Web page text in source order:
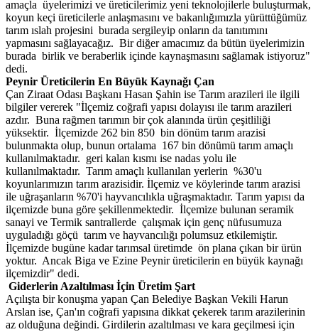
amaçla üyelerimizi ve üreticilerimiz yeni teknolojilerle buluşturmak,
koyun keçi üreticilerle anlaşmasını ve bakanlığımızla yürüttüğümüz
tarım ıslah projesini burada sergileyip onların da tanıtımını
yapmasını sağlayacağız. Bir diğer amacımız da bütün üyelerimizin
burada birlik ve beraberlik içinde kaynaşmasını sağlamak istiyoruz"
dedi.
Peynir Üreticilerin En Büyük KaynağıÇan
Çan Ziraat Odası Başkanı Hasan Şahin ise Tarım arazileri ile ilgili
bilgiler vererek "İlçemiz coğrafi yapısı dolayısı ile tarım arazileri
azdır. Buna rağmen tarımın bir çok alanında ürün çeşitliliği
yüksektir. İlçemizde 262 bin 850 bin dönüm tarım arazisi
bulunmakta olup, bunun ortalama 167 bin dönümü tarım amaçlı
kullanılmaktadır. geri kalan kısmı ise nadas yolu ile
kullanılmaktadır. Tarım amaçlı kullanılan yerlerin %30'u
koyunlarımızın tarım arazisidir. İlçemiz ve köylerinde tarım arazisi
ile uğraşanların %70'i hayvancılıkla uğraşmaktadır. Tarım yapısı da
ilçemizde buna göre şekillenmektedir. İlçemize bulunan seramik
sanayi ve Termik santrallerde çalışmak için genç nüfusumuza
uyguladığı göçü tarım ve hayvancılığı polumsuz etkilemiştir.
İlçemizde bugüne kadar tarımsal üretimde ön plana çıkan bir ürün
yoktur. Ancak Biga ve Ezine Peynir üreticilerin en büyük kaynağı
ilçemizdir" dedi.
Giderlerin Azaltılması İçin Üretim Şart
Açılışta bir konuşma yapan Çan Belediye Başkan Vekili Harun
Arslan ise, Çan'ın coğrafi yapısına dikkat çekerek tarım arazilerinin
az olduğuna değindi. Girdilerin azaltılması ve kara geçilmesi için